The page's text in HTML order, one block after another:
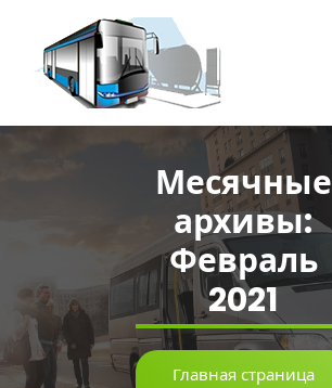
содержимому
Месячные
архивы:
Февраль
2021
Главная страница